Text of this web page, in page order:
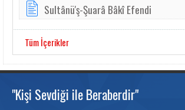
Sultânü'ş-Şuarâ Bâkî Efendi
Tüm İçerikler
"Kişi Sevdiği ile Beraberdir"